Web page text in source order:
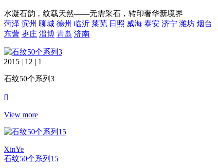
水凝石韵，纹载天然——无需采石，转印奢华新境界
菏泽 滨州 聊城 德州 临沂 莱芜 日照 威海 泰安 济宁 潍坊 烟台
东营 枣庄 淄博 青岛 济南
2015 | 12 | 1
石纹50个系列3
View more
XinYe
石纹50个系列15